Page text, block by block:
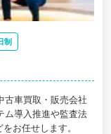
制
古車買取・販売会社
ム導入推進や監査法
お任せします。